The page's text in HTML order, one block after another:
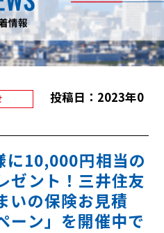
投稿日：2023年0
に10,000円相当の
ゼント！三井住友
いの保険お見積
ーン」を開催中で